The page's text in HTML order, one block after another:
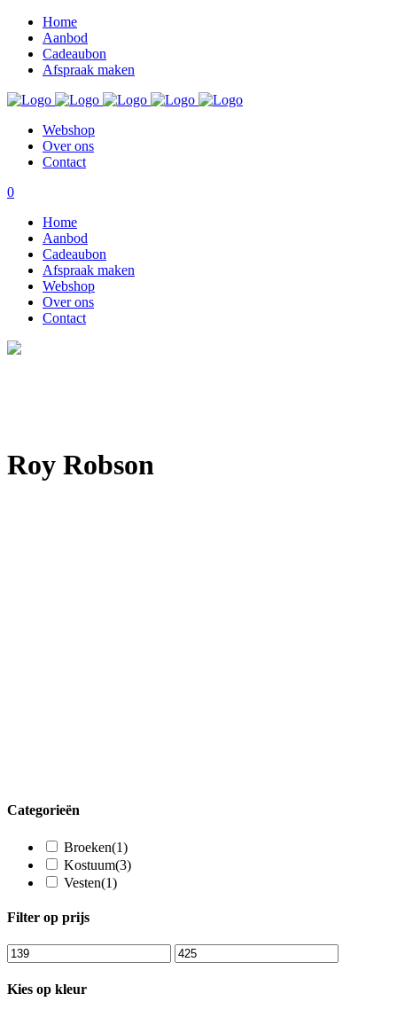
Home
Aanbod
Cadeaubon
Afspraak maken
Webshop
Over ons
Contact
0
Home
Aanbod
Cadeaubon
Afspraak maken
Webshop
Over ons
Contact
Roy Robson
Categorieën
Broeken(1)
Kostuum(3)
Vesten(1)
Filter op prijs
Kies op kleur